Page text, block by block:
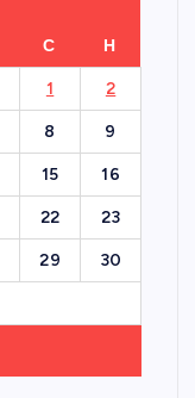
С Н
1 2
8 9
15 16
22 23
29 30